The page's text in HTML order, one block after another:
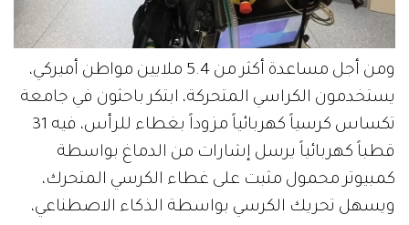
ومن أجل مساعدة أكثر من 5.4 ملايين مواطن أميركي،
يستخدمون الكراسي المتحركة، ابتكر باحثون في جامعة
تكساس كرسياً كهربائياً مزوداً بغطاء للرأس، فيه 31
قطباً كهربائياً يرسل إشارات من الدماغ بواسطة
كمبيوتر محمول مثبت على غطاء الكرسي المتحرك،
ويسهل تحريك الكرسي بواسطة الذكاء الاصطناعي،